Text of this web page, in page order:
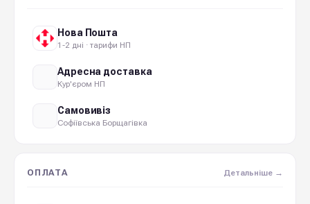
Нова Пошта
1-2 дні · тарифи НП
Адресна доставка
Кур'єром НП
Самовивіз
Софіївська Борщагівка
ОПЛАТА Детальніше →